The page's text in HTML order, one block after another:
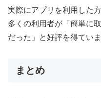
実際にアプリを利用した
多くの利用者が「簡単に
だった」と好評を得ていま
まとめ